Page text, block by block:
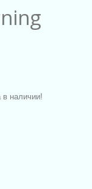
в наличии!